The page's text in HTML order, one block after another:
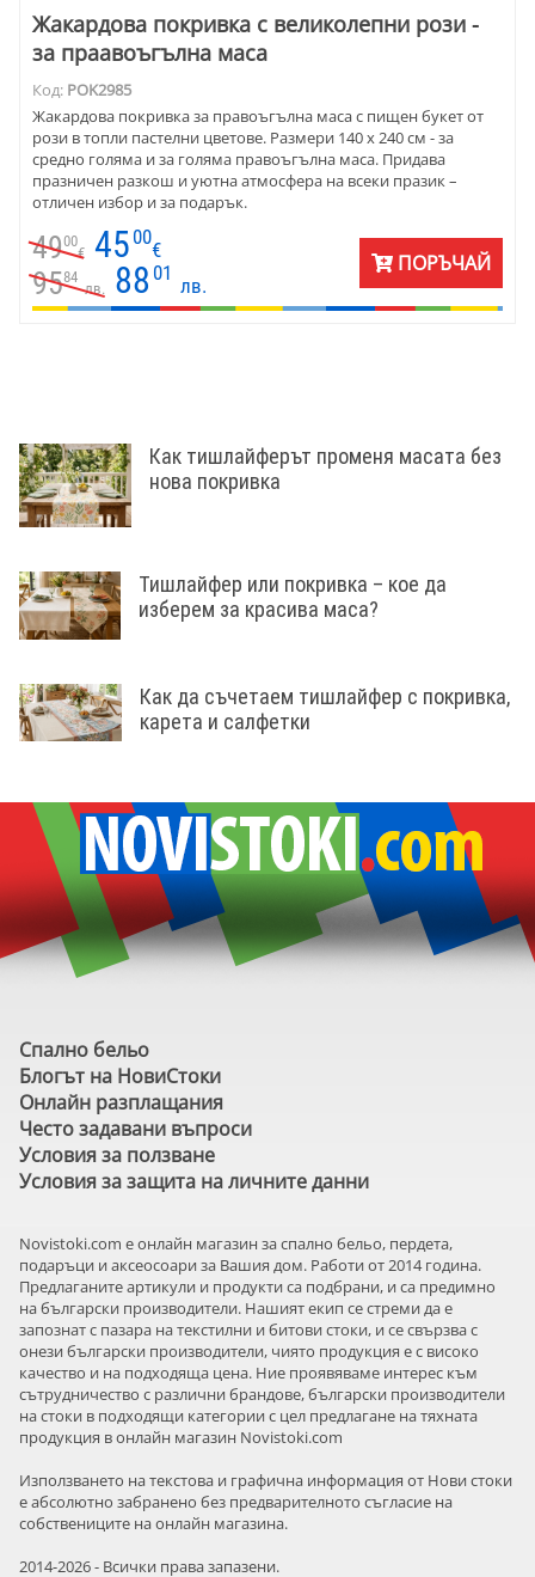
Жакардова покривка с великолепни рози -
за праавоъгълна маса
Код: POK2985
Жакардова покривка за правоъгълна маса с пищен букет от
рози в топли пастелни цветове. Размери 140 х 240 см - за
средно голяма и за голяма правоъгълна маса. Придава
празничен разкош и уютна атмосфера на всеки празик –
отличен избор и за подарък.
4900
€ 45 00
€
9584
лв. 88 01
лв.
ПОРЪЧАЙ
Как тишлайферът променя масата без
нова покривка
Тишлайфер или покривка – кое да
изберем за красива маса?
Как да съчетаем тишлайфер с покривка,
карета и салфетки
Спално бельо
Блогът на НовиСтоки
Онлайн разплащания
Често задавани въпроси
Условия за ползване
Условия за защита на личните данни
Novistoki.com e онлайн магазин за спално бельо, пердета,
подаръци и аксеосоари за Вашия дом. Работи от 2014 година.
Предлаганите артикули и продукти са подбрани, и са предимно
на български производители. Нашият екип се стреми да е
запознат с пазара на текстилни и битови стоки, и се свързва с
онези български производители, чиято продукция е с високо
качество и на подходяща цена. Ние проявяваме интерес към
сътрудничество с различни брандове, български производители
на стоки в подходящи категории с цел предлагане на тяхната
продукция в онлайн магазин Novistoki.com
Използването на текстова и графична информация от Нови стоки
е абсолютно забранено без предварителното съгласие на
собствениците на онлайн магазина.
2014-2026 - Всички права запазени.